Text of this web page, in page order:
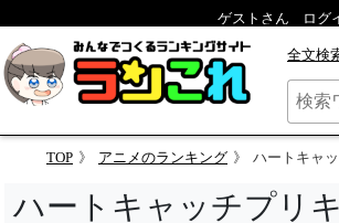
ゲストさん ログ
全文検
TOP アニメのランキング ハートキャッチプリキュア! キャ
ハートキャッチプリ